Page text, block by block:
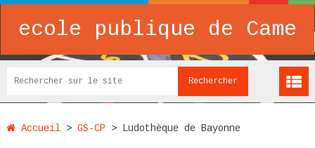
ecole publique de Came
Accueil> GS-CP > Ludothèque de Bayonne